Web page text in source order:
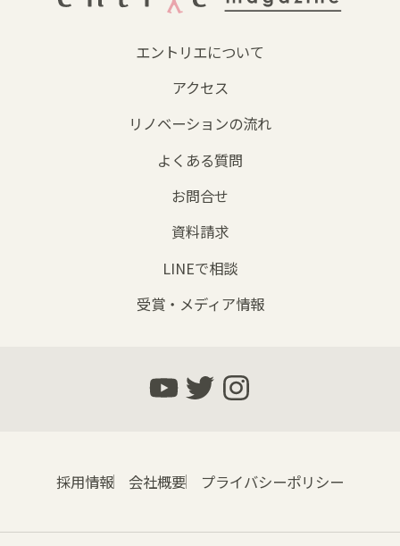
エントリエについて
アクセス
リノベーションの流れ
よくある質問
お問合せ
資料請求
LINEで相談
受賞・メディア情報
採用情報 会社概要 プライバシーポリシー